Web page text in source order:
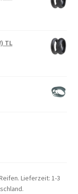
TL
Lieferzeit: 1-3